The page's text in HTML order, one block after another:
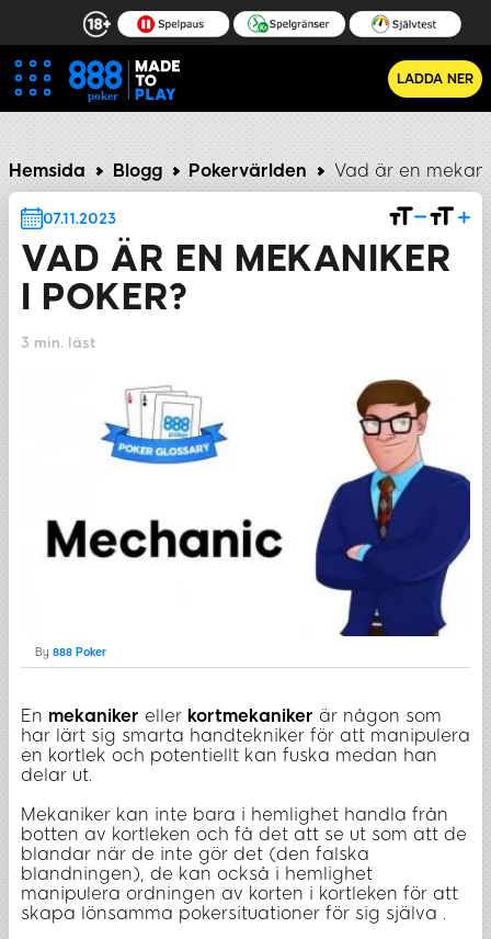
LADDA NER
Hemsida Blogg Pokervärlden Vad är en
VAD ÄR EN MEKANIKER
I POKER?
07.11.2023
3 min. läst
By 888 Poker
En mekaniker eller kortmekaniker är någon som
har lärt sig smarta handtekniker för att manipulera
en kortlek och potentiellt kan fuska medan han
delar ut.
Mekaniker kan inte bara i hemlighet handla från
botten av kortleken och få det att se ut som att de
blandar när de inte gör det (den falska
blandningen), de kan också i hemlighet
manipulera ordningen av korten i kortleken för att
skapa lönsamma pokersituationer för sig själva .
blir påkommen? Vad är falsk blandning med en